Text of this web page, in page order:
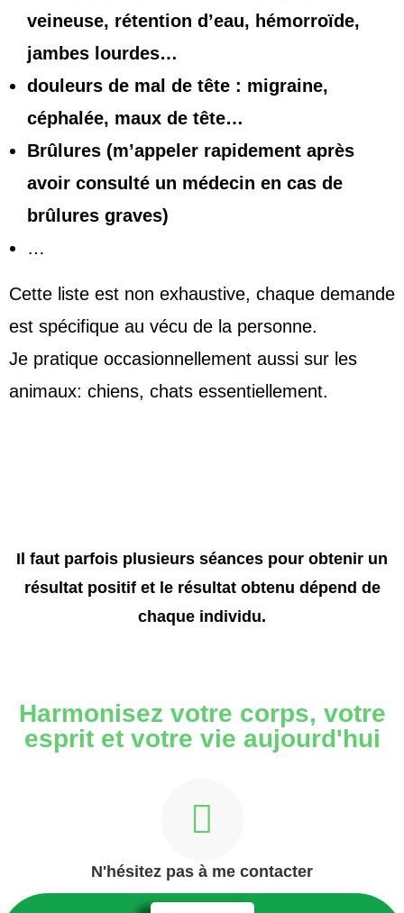
veineuse, rétention d’eau, hémorroïde,
jambes lourdes…
douleurs de mal de tête : migraine,
céphalée, maux de tête…
Brûlures (m’appeler rapidement après
avoir consulté un médecin en cas de
brûlures graves)
…
Cette liste est non exhaustive, chaque demande
est spécifique au vécu de la personne.
Je pratique occasionnellement aussi sur les
animaux: chiens, chats essentiellement.
Il faut parfois plusieurs séances pour obtenir un
résultat positif et le résultat obtenu dépend de
chaque individu.
Harmonisez votre corps, votre
esprit et votre vie aujourd'hui
N'hésitez pas à me contacter